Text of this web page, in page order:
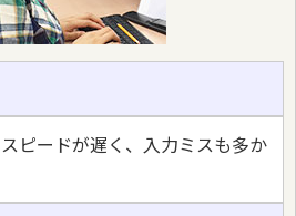
ピードが遅く、入力ミスも多か